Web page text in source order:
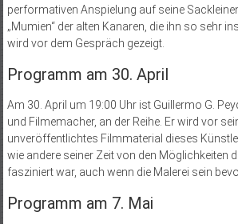
performativen Anspielung auf seine
„Mumien“ der alten Kanaren, die ihn so sehr
wird vor dem Gespräch gezeigt.
Programm am 30. April
Am 30. April um 19:00 Uhr ist Guillermo G.
und Filmemacher, an der Reihe. Er wird vor
unveröffentlichtes Filmmaterial dieses
wie andere seiner Zeit von den Möglichkeiten
fasziniert war, auch wenn die Malerei sein
Programm am 7. Mai